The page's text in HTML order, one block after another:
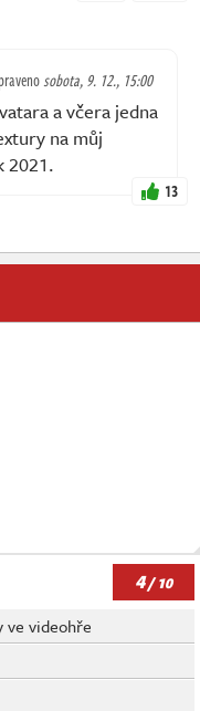
sobota, 9. 12., 15:00
a včera jedna
na můj
2021.
13
4/ 10
ve videohře